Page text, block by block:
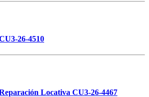
26-4510
Locativa CU3-26-4467